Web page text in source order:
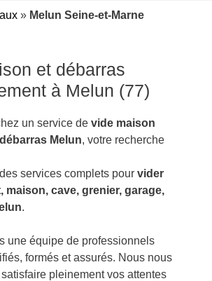
» Melun Seine-et-Marne
et débarras
à Melun (77)
un service de vide maison
débarras Melun, votre recherche
services complets pour vider
maison, cave, grenier, garage,
.
une équipe de professionnels
formés et assurés. Nous nous
pleinement vos attentes